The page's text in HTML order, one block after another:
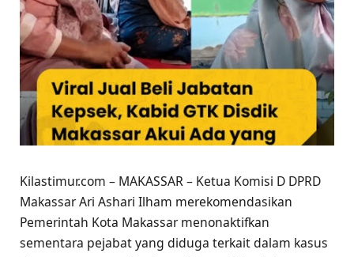
Kilastimur.com – MAKASSAR – Ketua Komisi D DPRD
Makassar Ari Ashari Ilham merekomendasikan
Pemerintah Kota Makassar menonaktifkan
sementara pejabat yang diduga terkait dalam kasus